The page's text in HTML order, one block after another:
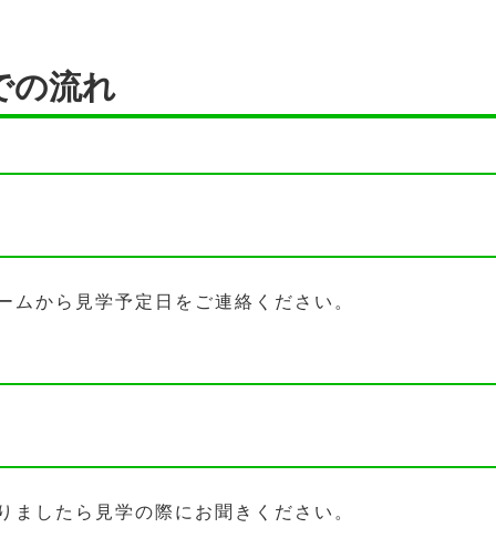
の流れ
から見学予定日をご連絡ください。
したら見学の際にお聞きください。